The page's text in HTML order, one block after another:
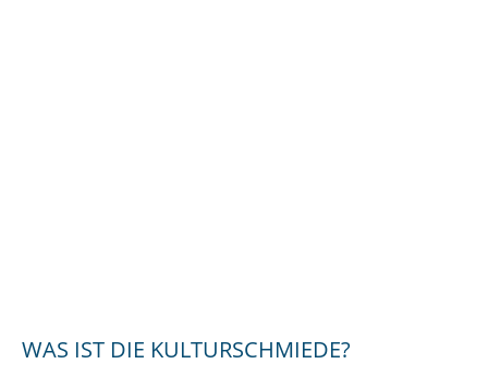
WAS IST DIE KULTURSCHMIEDE?